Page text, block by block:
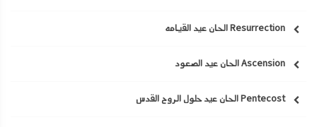
Resurrection الحان عيد القيامه
Ascension الحان عيد الصعود
Pentecost الحان عيد حلول الروح القدس